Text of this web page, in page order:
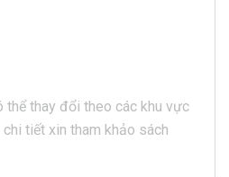
thể thay đổi theo các khu vực
tiết xin tham khảo sách